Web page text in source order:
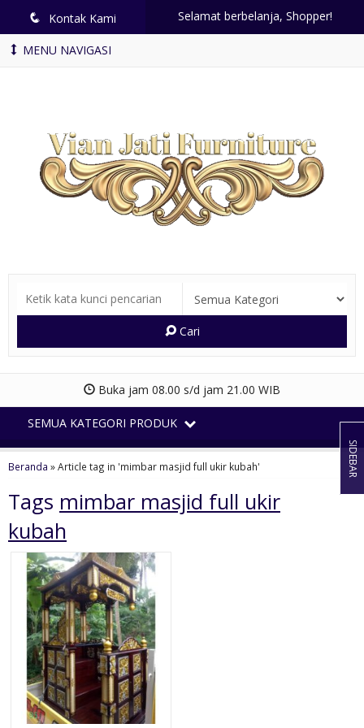
q Kontak Kami Selamat berbelanja, Shopper!
MENU NAVIGASI
Cari
Buka jam 08.00 s/d jam 21.00 WIB
SEMUA KATEGORI PRODUK
Beranda »Article tag in 'mimbar masjid full ukir kubah'
Tags mimbar masjid full ukir
kubah
SIDEBAR